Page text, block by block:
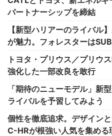
パートナーシップを締結
【新型ハリアーのライバル
が魅力。フォレスターは
トヨタ・プリウス／プリウ
強化した一部改良を敢行
「期待のニューモデル」新
ライバルを予習してみよう
個性を徹底追求。デザイン
C-HRが根強い人気を集める